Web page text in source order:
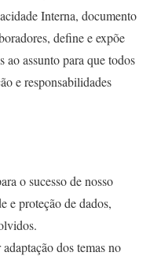
Interna, documento
define e expõe
ao assunto para que todos
e responsabilidades
o sucesso de nosso
e proteção de dados,
dos temas no